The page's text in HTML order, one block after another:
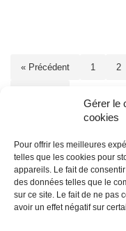
Gérer le
cookies
Pour offrir les meilleures
telles que les cookies pour
appareils. Le fait de
des données telles que le
sur ce site. Le fait de ne pas
avoir un effet négatif sur
« Précédent 1 2
© édile